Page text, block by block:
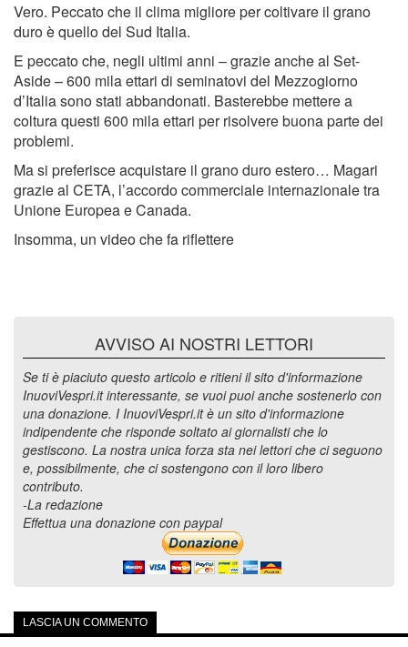
Vero. Peccato che il clima migliore per coltivare il grano
duro è quello del Sud Italia.
E peccato che, negli ultimi anni – grazie anche al Set-
Aside – 600 mila ettari di seminatovi del Mezzogiorno
d’Italia sono stati abbandonati. Basterebbe mettere a
coltura questi 600 mila ettari per risolvere buona parte dei
problemi.
Ma si preferisce acquistare il grano duro estero… Magari
grazie al CETA, l’accordo commerciale internazionale tra
Unione Europea e Canada.
Insomma, un video che fa riflettere
AVVISO AI NOSTRI LETTORI
Se ti è piaciuto questo articolo e ritieni il sito d'informazione
InuoviVespri.it interessante, se vuoi puoi anche sostenerlo con
una donazione. I InuoviVespri.it è un sito d'informazione
indipendente che risponde soltato ai giornalisti che lo
gestiscono. La nostra unica forza sta nei lettori che ci seguono
e, possibilmente, che ci sostengono con il loro libero
contributo.
-La redazione
Effettua una donazione con paypal
LASCIA UN COMMENTO